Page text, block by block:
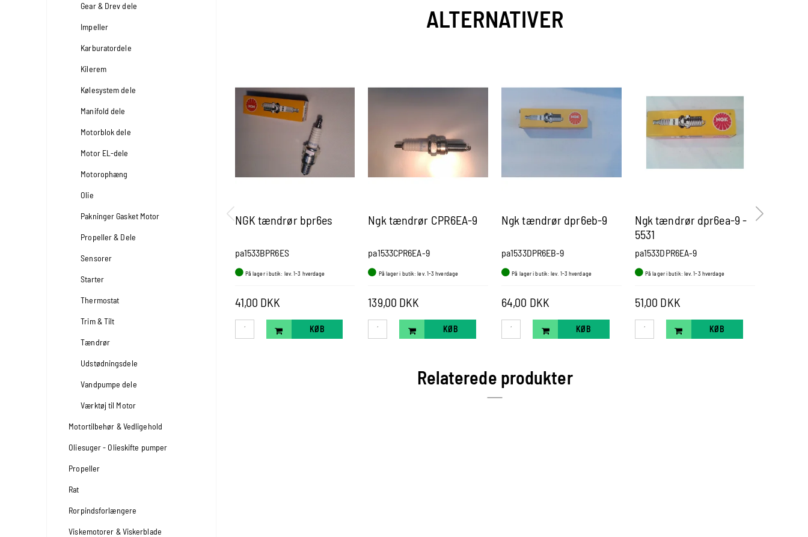
Gear & Drev dele
Impeller
Karburatordele
Kilerem
Kølesystem dele
Manifold dele
Motorblok dele
Motor EL-dele
Motorophæng
Olie
Pakninger Gasket Motor
Propeller & Dele
Sensorer
Starter
Thermostat
Trim & Tilt
Tændrør
Udstødningsdele
Vandpumpe dele
Værktøj til Motor
Motortilbehør & Vedligehold
Oliesuger - Olieskifte pumper
Propeller
Rat
Rorpindsforlængere
Viskemotorer & Viskerblade
ALTERNATIVER
NGK tændrør bpr6es
pa1533BPR6ES
På lager i butik: lev. 1-3 hverdage
41,00 DKK
KØB
Ngk tændrør CPR6EA-9
pa1533CPR6EA-9
På lager i butik: lev. 1-3 hverdage
139,00 DKK
KØB
Ngk tændrør dpr6eb-9
pa1533DPR6EB-9
På lager i butik: lev. 1-3 hverdage
64,00 DKK
KØB
Ngk tændrør dpr6ea-9 -
5531
pa1533DPR6EA-9
På lager i butik: lev. 1-3 hverdage
51,00 DKK
KØB
Relaterede produkter